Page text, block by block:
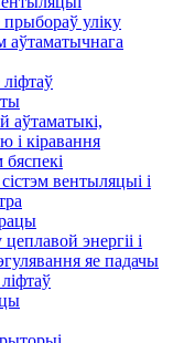
уліку
аўтаматычнага
аўтаматыкі,
і кіравання
вентыляцыі і
энергіі і
яе падачы